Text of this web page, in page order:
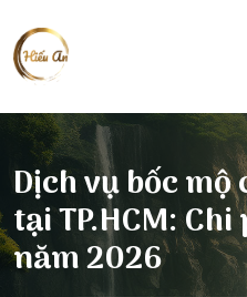
Dịch vụ bốc
tại TP.HCM:
năm 2026